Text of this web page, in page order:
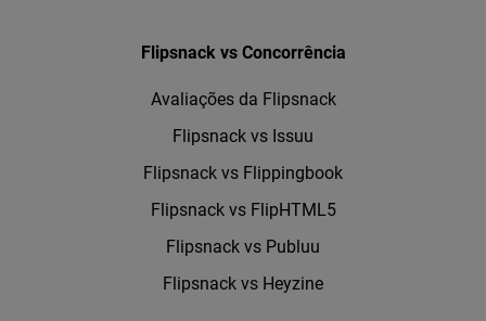
Flipsnack vs Concorrência
Avaliações da Flipsnack
Flipsnack vs Issuu
Flipsnack vs Flippingbook
Flipsnack vs FlipHTML5
Flipsnack vs Publuu
Flipsnack vs Heyzine